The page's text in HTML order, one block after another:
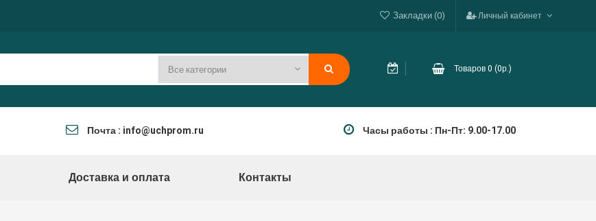
Личный кабинет
Закладки (0)
Товаров 0 (0р.)
Почта : info@uchprom.ru Часы работы : Пн-Пт: 9.00-17.00
Доставка и оплата Контакты